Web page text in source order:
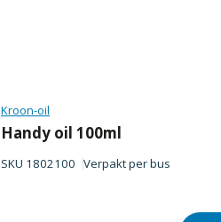
Kroon-oil
Handy oil 100ml
SKU 1802100 Verpakt perbus